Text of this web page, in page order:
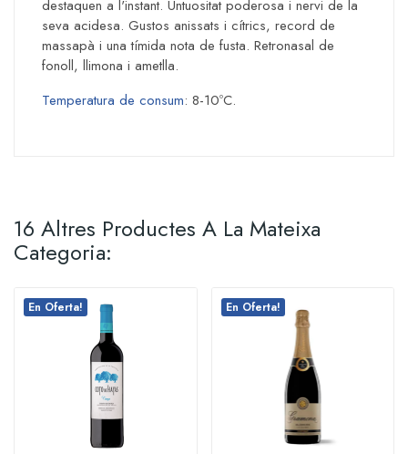
destaquen a l'instant. Untuositat poderosa i nervi de la
seva acidesa. Gustos anissats i cítrics, record de
massapà i una tímida nota de fusta. Retronasal de
fonoll, llimona i ametlla.
Temperatura de consum: 8-10ºC.
16 Altres Productes A La Mateixa
Categoria:
En Oferta! En Oferta!